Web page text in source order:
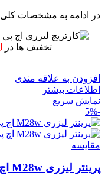
در ادامه به مشخصات کلی
تخفیف ها در
افزودن به علاقه مندی
اطلاعات بیشتر
نمایش سریع
-5%
مقايسه
پرینتر لیزری M28w اچ پی